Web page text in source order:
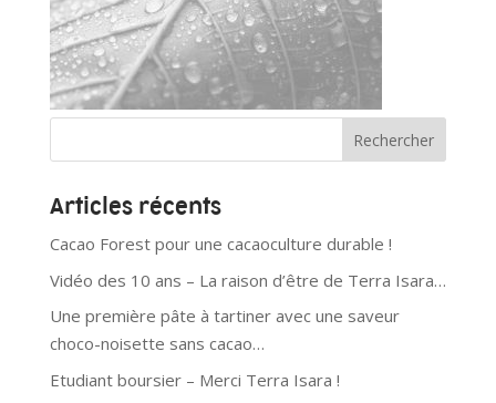
Articles récents
Cacao Forest pour une cacaoculture durable !
Vidéo des 10 ans – La raison d’être de Terra Isara…
Une première pâte à tartiner avec une saveur
choco-noisette sans cacao…
Etudiant boursier – Merci Terra Isara !